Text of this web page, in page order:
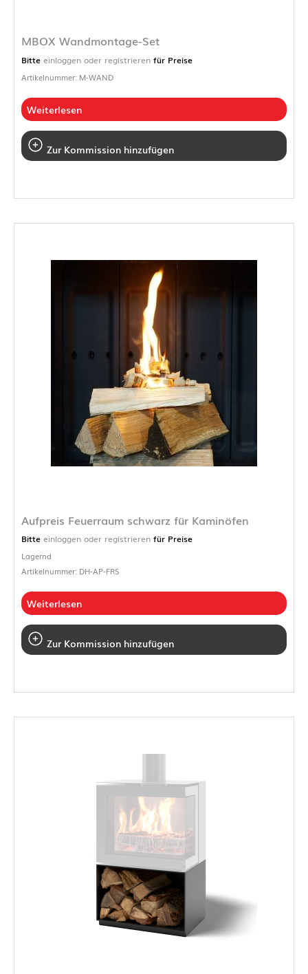
MBOX Wandmontage-Set
Bitte einloggen oder registrieren für Preise
Artikelnummer: M-WAND
Weiterlesen
Zur Kommission hinzufügen
Aufpreis Feuerraum schwarz für Kaminöfen
Bitte einloggen oder registrieren für Preise
Lagernd
Artikelnummer: DH-AP-FRS
Weiterlesen
Zur Kommission hinzufügen